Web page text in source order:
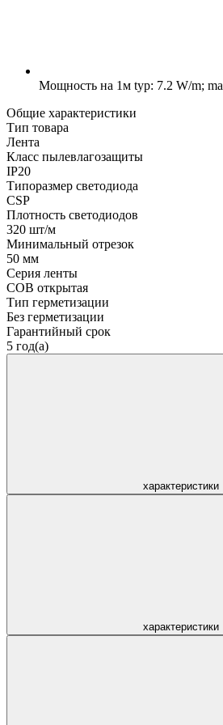
Мощность на 1м typ: 7.2 W/m;
Общие характеристики
Тип товара
Лента
Класс пылевлагозащиты
IP20
Типоразмер светодиода
CSP
Плотность светодиодов
320 шт/м
Минимальный отрезок
50 мм
Серия ленты
COB открытая
Тип герметизации
Без герметизации
Гарантийный срок
5 год(а)
характеристики
характеристики